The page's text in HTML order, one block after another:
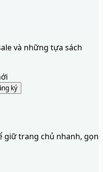
và những tựa sách
ký
giữ trang chủ nhanh, gọn